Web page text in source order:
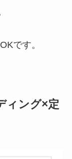
です。
ィング×定